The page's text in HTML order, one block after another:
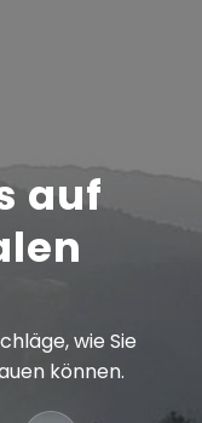
auf
wie Sie
können.